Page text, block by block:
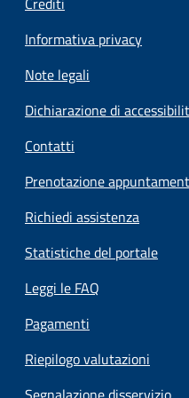
Informativa privacy
Note legali
Dichiarazione di
Contatti
Prenotazione
Richiedi assistenza
Statistiche del portale
Leggi le FAQ
Pagamenti
Riepilogo valutazioni